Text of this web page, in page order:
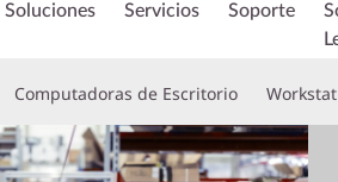
Soluciones Servicios Soporte
Computadoras de Escritorio